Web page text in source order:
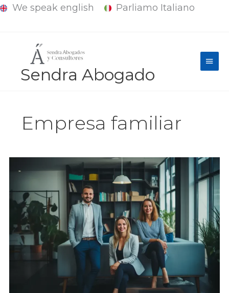
We speak english Parliamo Italiano
Sendra Abogado
Empresa familiar